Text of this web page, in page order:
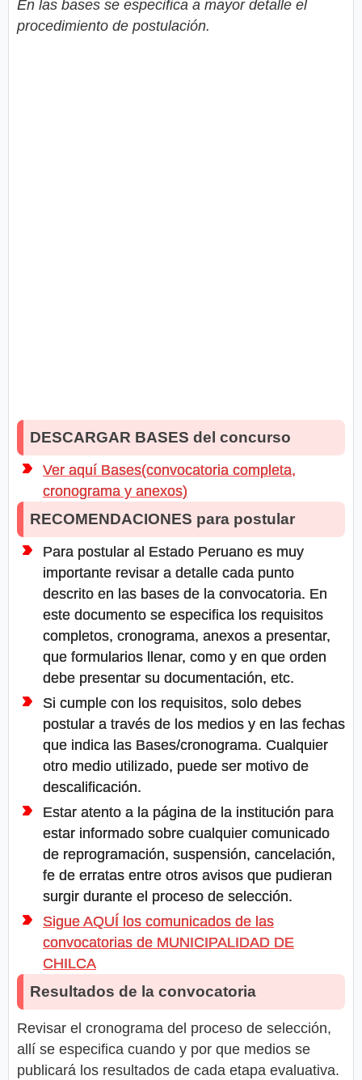
En las bases se especifica a mayor detalle el
procedimiento de postulación.
DESCARGAR BASES del concurso
Ver aquí Bases(convocatoria completa,
cronograma y anexos)
RECOMENDACIONES para postular
Para postular al Estado Peruano es muy
importante revisar a detalle cada punto
descrito en las bases de la convocatoria. En
este documento se especifica los requisitos
completos, cronograma, anexos a presentar,
que formularios llenar, como y en que orden
debe presentar su documentación, etc.
Si cumple con los requisitos, solo debes
postular a través de los medios y en las fechas
que indica las Bases/cronograma. Cualquier
otro medio utilizado, puede ser motivo de
descalificación.
Estar atento a la página de la institución para
estar informado sobre cualquier comunicado
de reprogramación, suspensión, cancelación,
fe de erratas entre otros avisos que pudieran
surgir durante el proceso de selección.
Sigue AQUÍ los comunicados de las
convocatorias de MUNICIPALIDAD DE
CHILCA
Resultados de la convocatoria
Revisar el cronograma del proceso de selección,
allí se especifica cuando y por que medios se
publicará los resultados de cada etapa evaluativa.